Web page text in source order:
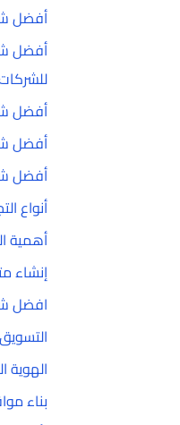
أفضل
أفضل
أفضل
أفضل
أفضل
أنواع
أهمية
إنشاء
افضل
الهوية
بناء